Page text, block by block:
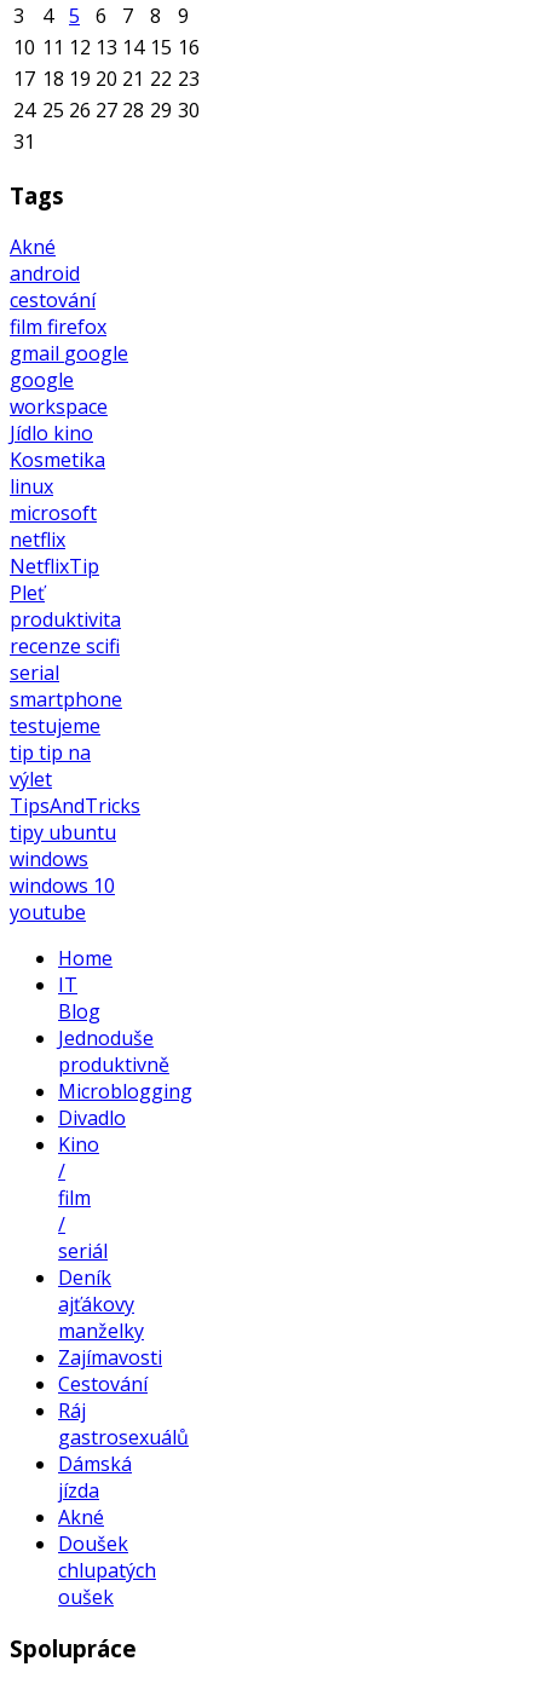
3
4 5 6 7 8
9
10 11 12 13 14 15 16
17 18 19 20 21 22 23
24 25 26 27 28 29 30
31
Tags
Akné
android
cestování
film firefox
gmail google
google
workspace
Jídlo kino
Kosmetika
linux
microsoft
netflix
NetflixTip
Pleť
produktivita
recenze scifi
serial
smartphone
testujeme
tip tip na
výlet
TipsAndTricks
tipy ubuntu
windows
windows 10
youtube
Home
IT
Blog
Jednoduše
produktivně
Microblogging
Divadlo
Kino
/
film
/
seriál
Deník
ajťákovy
manželky
Zajímavosti
Cestování
Ráj
gastrosexuálů
Dámská
jízda
Akné
Doušek
chlupatých
oušek
Spolupráce